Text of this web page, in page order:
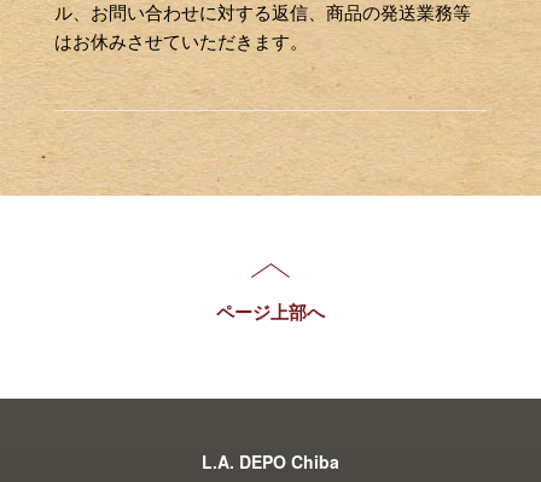
ル、お問い合わせに対する返信、商品の発送業務等
はお休みさせていただきます。
ページ上部へ
L.A. DEPO Chiba